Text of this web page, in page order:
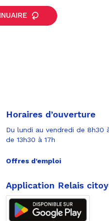
Horaires d’ouverture
Du lundi au vendredi de 8h30
de 13h30 à 17h
Offres d’emploi
Application Relais